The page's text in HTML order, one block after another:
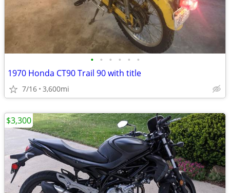
• • • • • •
1970 Honda CT90 Trail 90 with title
7/16 3,600mi
$3,300